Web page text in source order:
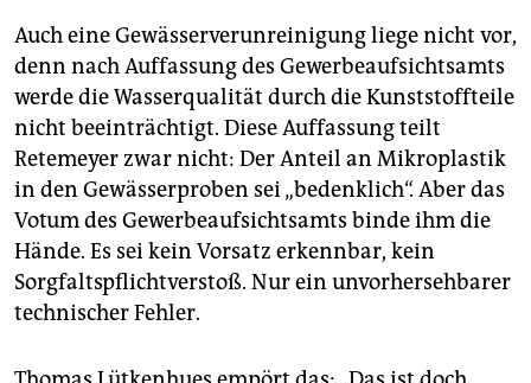
Auch eine Gewässerverunreinigung liege nicht vor,
denn nach Auffassung des Gewerbeaufsichtsamts
werde die Wasserqualität durch die Kunststoffteile
nicht beeinträchtigt. Diese Auffassung teilt
Retemeyer zwar nicht: Der Anteil an Mikroplastik
in den Gewässerproben sei „bedenklich“. Aber das
Votum des Gewerbeaufsichtsamts binde ihm die
Hände. Es sei kein Vorsatz erkennbar, kein
Sorgfaltspflichtverstoß. Nur ein unvorhersehbarer
technischer Fehler.